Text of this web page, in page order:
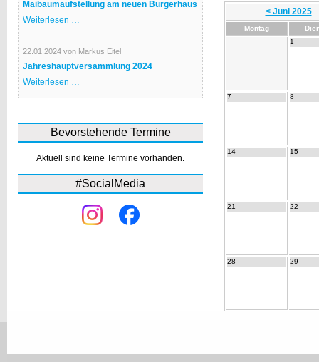
< Juni 2025
Montag
1
7 8
14 15
21 22
28 29
Maibaumaufstellung am neuen Bürgerhaus
Weiterlesen …
neuen
Bürgerhaus
22.01.2024 von Markus Eitel
Jahreshauptversammlung 2024
Weiterlesen …
Bevorstehende Termine
Aktuell sind keine Termine vorhanden.
#SocialMedia